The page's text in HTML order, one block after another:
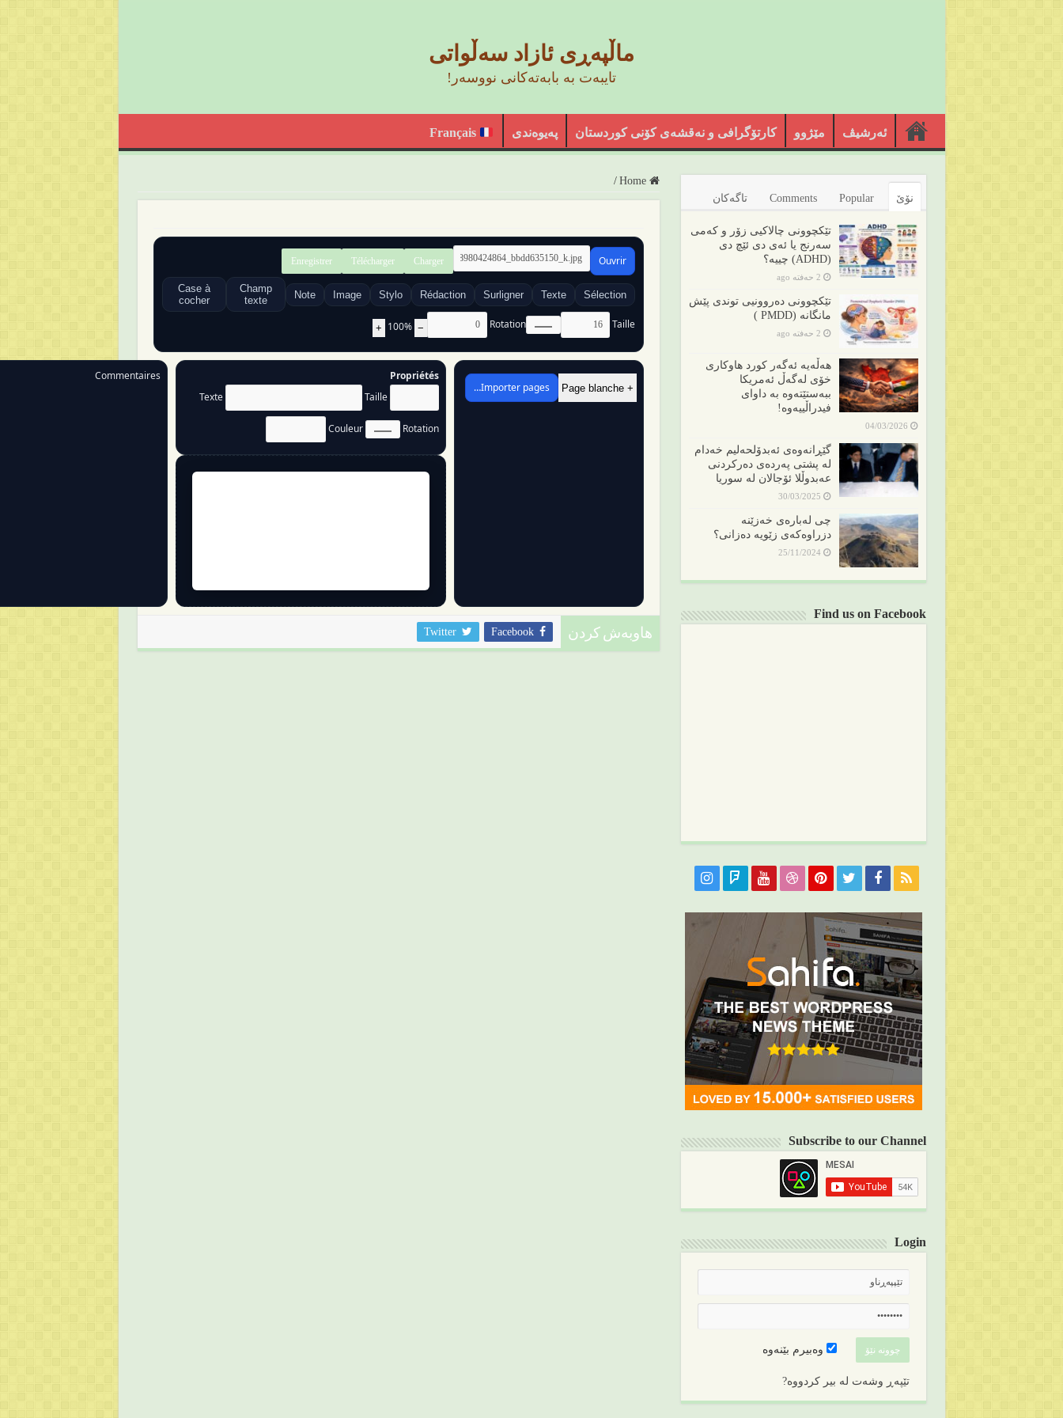
ماڵپەڕی ئازاد سەڵواتی
تایبەت بە بابەتەکانی نووسەر!
ئەرشیڤ مێژوو کارتۆگرافی و نەقشەی کۆنی کوردستان پەیوەندی
Home
/
Ouvrir
Charger
Télécharger
Enregistrer
Sélection
Texte
Surligner
Rédaction
Stylo
Image
Note
Champ
texte
Case à
cocher
Taille
Rotation
−
100%
+
+ Page blanche
Importer pages…
Propriétés
Texte
Taille
Couleur Rotation
Commentaires
هاوبەش کردن Facebook
Twitter
نۆێ Popular
Comments تاگەکان
تێکچوونی چالاکیی زۆر و کەمی
سەرنج یا ئەی دی ئێچ دی
(ADHD) چییە؟
2 حەفتە ago
تێکچوونی دەروونیی توندی پێش
مانگانە (PMDD )
2 حەفتە ago
هەڵەیە ئەگەر کورد هاوکاری
خۆی لەگەڵ ئەمریکا
ببەستێتەوە بە داوای
فیدراڵییەوە!
04/03/2026
گێڕانەوەی ئەبدۆلحەلیم خەدام
لە پشتی پەردەی دەرکردنی
عەبدوڵلا ئۆجالان لە سوریا
30/03/2025
چی لەبارەی خەزێنە
دزراوەکەی زێویە دەزانی؟
25/11/2024
Find us on Facebook
Subscribe to our Channel
Login
وەبیرم بێنەوە
تێپەڕ وشەت لە بیر کردووە?